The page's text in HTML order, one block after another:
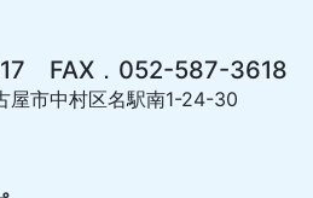
FAX．052-587-3618
市中村区名駅南1-24-30